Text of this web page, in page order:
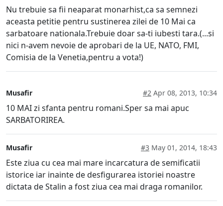
Nu trebuie sa fii neaparat monarhist,ca sa semnezi
aceasta petitie pentru sustinerea zilei de 10 Mai ca
sarbatoare nationala.Trebuie doar sa-ti iubesti tara.(...si
nici n-avem nevoie de aprobari de la UE, NATO, FMI,
Comisia de la Venetia,pentru a vota!)
Musafir #2 Apr 08, 2013, 10:34
10 MAI zi sfanta pentru romani.Sper sa mai apuc
SARBATORIREA.
Musafir #3 May 01, 2014, 18:43
Este ziua cu cea mai mare incarcatura de semificatii
istorice iar inainte de desfigurarea istoriei noastre
dictata de Stalin a fost ziua cea mai draga romanilor.